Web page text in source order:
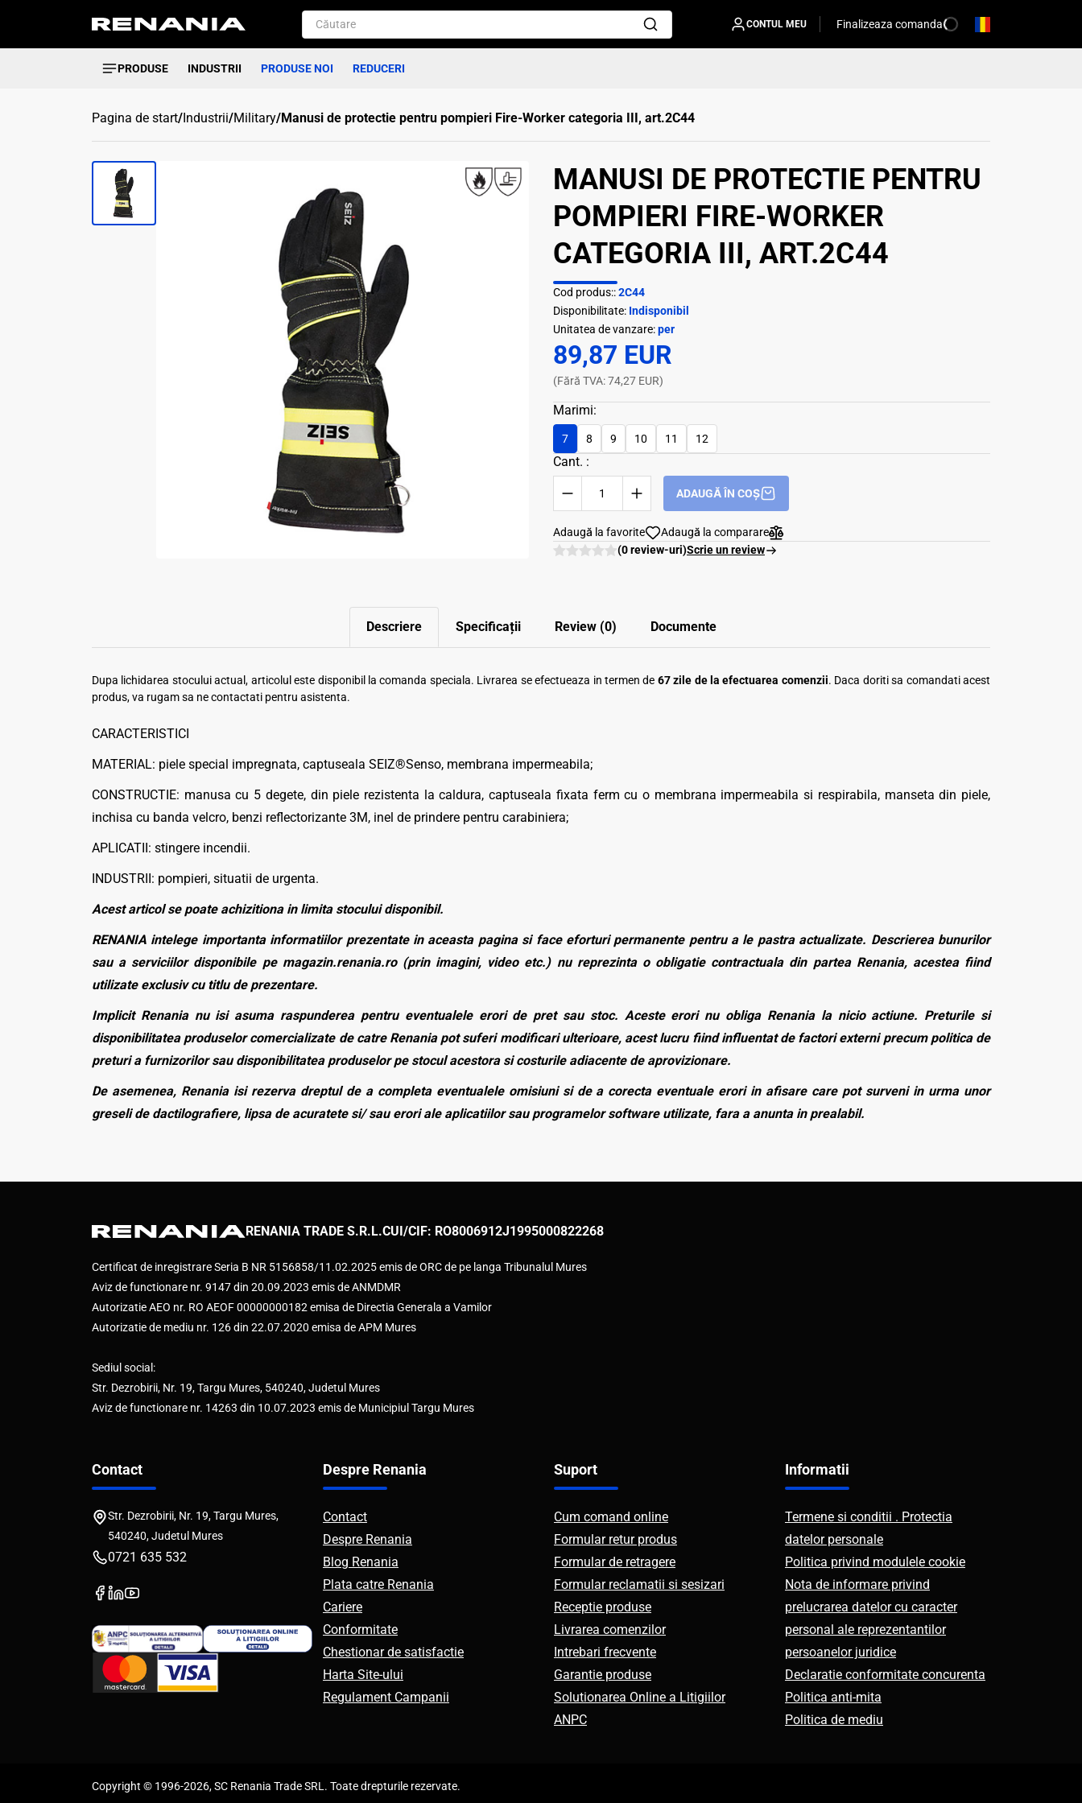
CONTUL MEU Finalizeaza comanda
PRODUSE INDUSTRII PRODUSE NOI REDUCERI
Pagina de start/Industrii/Military/Manusi de protectie pentru pompieri Fire-Worker categoria III, art.2C44
MANUSI DE PROTECTIE PENTRU
POMPIERI FIRE-WORKER
CATEGORIA III, ART.2C44
Cod produs::2C44
Disponibilitate: Indisponibil
Unitatea de vanzare:per
89,87 EUR
(Fără TVA: 74,27 EUR)
Marimi:
7 8 9 10 11 12
Cant. :
ADAUGĂ ÎN COȘ
Adaugă la favorite
Adaugă la comparare
(0 review-uri)Scrie un review
Descriere Specificații Review (0) Documente
Dupa lichidarea stocului actual, articolul este disponibil la comanda speciala. Livrarea se efectueaza in termen de 67 zile de la efectuarea comenzii. Daca doriti sa comandati acest
produs, va rugam sa ne contactati pentru asistenta.
CARACTERISTICI
MATERIAL: piele special impregnata, captuseala SEIZ®Senso, membrana impermeabila;
CONSTRUCTIE: manusa cu 5 degete, din piele rezistenta la caldura, captuseala fixata ferm cu o membrana impermeabila si respirabila, manseta din piele,
inchisa cu banda velcro, benzi reflectorizante 3M, inel de prindere pentru carabiniera;
APLICATII: stingere incendii.
INDUSTRII: pompieri, situatii de urgenta.
Acest articol se poate achizitiona in limita stocului disponibil.
RENANIA intelege importanta informatiilor prezentate in aceasta pagina si face eforturi permanente pentru a le pastra actualizate. Descrierea bunurilor
sau a serviciilor disponibile pe magazin.renania.ro (prin imagini, video etc.) nu reprezinta o obligatie contractuala din partea Renania, acestea fiind
utilizate exclusiv cu titlu de prezentare.
Implicit Renania nu isi asuma raspunderea pentru eventualele erori de pret sau stoc. Aceste erori nu obliga Renania la nicio actiune. Preturile si
disponibilitatea produselor comercializate de catre Renania pot suferi modificari ulterioare, acest lucru fiind influentat de factori externi precum politica de
preturi a furnizorilor sau disponibilitatea produselor pe stocul acestora si costurile adiacente de aprovizionare.
De asemenea, Renania isi rezerva dreptul de a completa eventualele omisiuni si de a corecta eventuale erori in afisare care pot surveni in urma unor
greseli de dactilografiere, lipsa de acuratete si/ sau erori ale aplicatiilor sau programelor software utilizate, fara a anunta in prealabil.
RENANIA TRADE S.R.L.CUI/CIF: RO8006912J1995000822268
Certificat de inregistrare Seria B NR 5156858/11.02.2025 emis de ORC de pe langa Tribunalul Mures
Aviz de functionare nr. 9147 din 20.09.2023 emis de ANMDMR
Autorizatie AEO nr. RO AEOF 00000000182 emisa de Directia Generala a Vamilor
Autorizatie de mediu nr. 126 din 22.07.2020 emisa de APM Mures
Sediul social:
Str. Dezrobirii, Nr. 19, Targu Mures, 540240, Judetul Mures
Aviz de functionare nr. 14263 din 10.07.2023 emis de Municipiul Targu Mures
Contact
Str. Dezrobirii, Nr. 19, Targu Mures,
540240, Judetul Mures
0721 635 532
Despre Renania
Contact
Despre Renania
Blog Renania
Plata catre Renania
Cariere
Conformitate
Chestionar de satisfactie
Harta Site-ului
Regulament Campanii
Suport
Cum comand online
Formular retur produs
Formular de retragere
Formular reclamatii si sesizari
Receptie produse
Livrarea comenzilor
Intrebari frecvente
Garantie produse
Solutionarea Online a Litigiilor
ANPC
Informatii
Termene si conditii . Protectia
datelor personale
Politica privind modulele cookie
Nota de informare privind
prelucrarea datelor cu caracter
personal ale reprezentantilor
persoanelor juridice
Declaratie conformitate concurenta
Politica anti-mita
Politica de mediu
Copyright © 1996-2026, SC Renania Trade SRL. Toate drepturile rezervate.